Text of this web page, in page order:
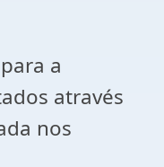
a
através
nos